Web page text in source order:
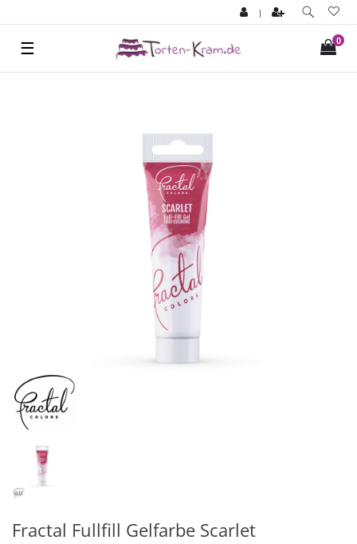
|
0
☰
Fractal Fullfill Gelfarbe Scarlet